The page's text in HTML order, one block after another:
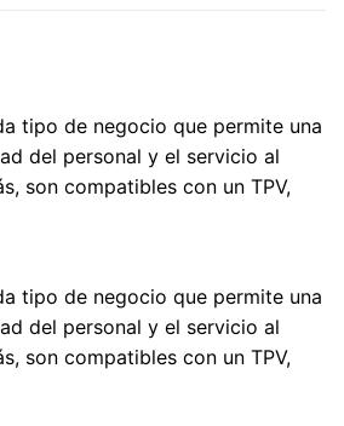
tipo de negocio que permite una
del personal y el servicio al
son compatibles con un TPV,
tipo de negocio que permite una
del personal y el servicio al
son compatibles con un TPV,